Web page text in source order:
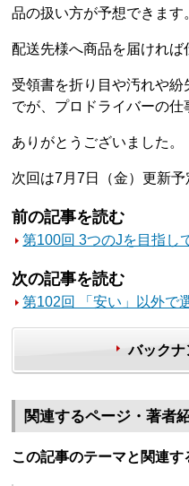
品の扱い方が予想できます
配送先様へ商品を届ければ
受領書を折り目や汚れや紛
でが、プロドライバーの仕
ありがとうございました。
次回は7月7日（金）更新予
前の記事を読む
第100回 3つのJを目指し
次の記事を読む
第102回 「安い」以外で
バックナ
関連するページ・著者
この記事のテーマと関連す